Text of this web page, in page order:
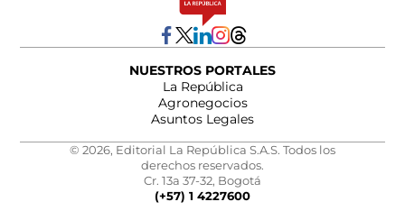
NUESTROS PORTALES
La República
Agronegocios
Asuntos Legales
© 2026, Editorial La República S.A.S. Todos los
derechos reservados.
Cr. 13a 37-32, Bogotá
(+57) 1 4227600